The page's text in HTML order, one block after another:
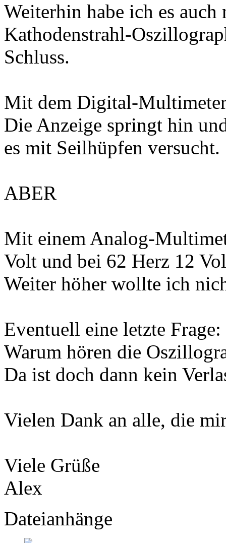
Weiterhin habe ich es
Kathodenstrahl-
Schluss.
Mit dem Digital-
Die Anzeige springt hin
es mit Seilhüpfen versucht.
ABER
Mit einem Analog-
Volt und bei 62 Herz 12
Weiter höher wollte ich
Eventuell eine letzte Frage:
Warum hören die
Da ist doch dann kein
Vielen Dank an alle, die
Viele Grüße
Alex
Dateianhänge